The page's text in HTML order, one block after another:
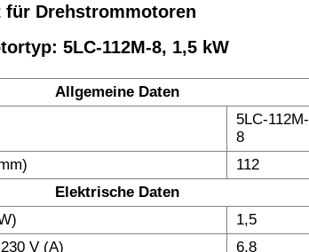
für Drehstrommotoren
5LC-112M-8, 1,5 kW
Allgemeine Daten
5LC-112M-
8
112
Elektrische Daten
1,5
V (A)
6,8